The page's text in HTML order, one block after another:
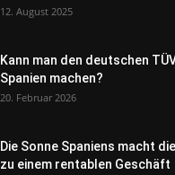
12. August 2025
Kann man den deutschen
Spanien machen?
20. Februar 2026
Die Sonne Spaniens macht
zu einem rentablen Geschäft